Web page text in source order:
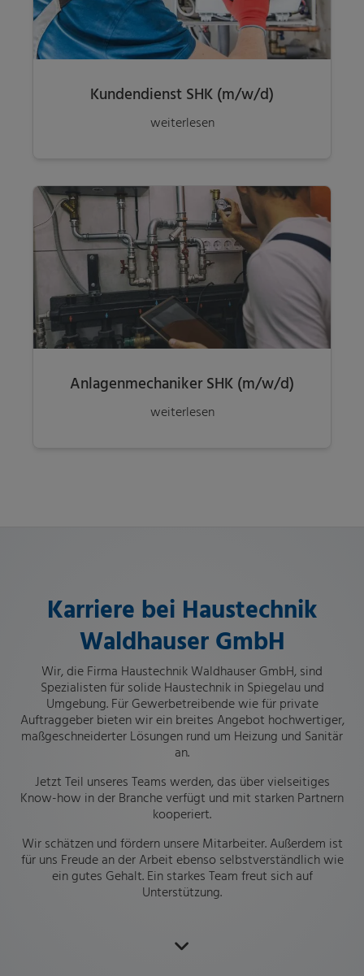
Kundendienst SHK (m/w/d)
weiterlesen
Anlagenmechaniker SHK (m/w/d)
weiterlesen
Karriere bei Haustechnik
Waldhauser GmbH
Wir, die Firma Haustechnik Waldhauser GmbH, sind
Spezialisten für solide Haustechnik in Spiegelau und
Umgebung. Für Gewerbetreibende wie für private
Auftraggeber bieten wir ein breites Angebot hochwertiger,
maßgeschneiderter Lösungen rund um Heizung und Sanitär
an.
Jetzt Teil unseres Teams werden, das über vielseitiges
Know-how in der Branche verfügt und mit starken Partnern
kooperiert.
Wir schätzen und fördern unsere Mitarbeiter. Außerdem ist
für uns Freude an der Arbeit ebenso selbstverständlich wie
ein gutes Gehalt. Ein starkes Team freut sich auf
Unterstützung.